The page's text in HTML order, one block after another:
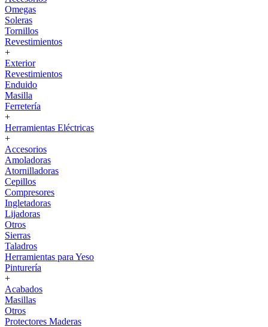
Omegas
Soleras
Tornillos
Revestimientos
+
Exterior
Revestimientos
Enduido
Masilla
Ferretería
+
Herramientas Eléctricas
+
Accesorios
Amoladoras
Atornilladoras
Cepillos
Compresores
Ingletadoras
Lijadoras
Otros
Sierras
Taladros
Herramientas para Yeso
Pinturería
+
Acabados
Masillas
Otros
Protectores Maderas